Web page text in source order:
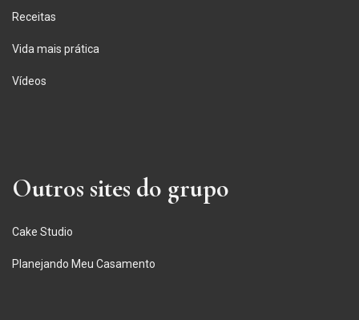
Receitas
Vida mais prática
Vídeos
Outros sites do grupo
Cake Studio
Planejando Meu Casamento